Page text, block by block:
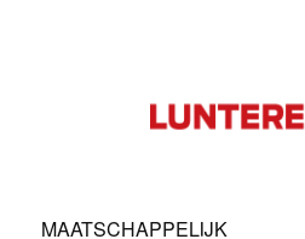
MAATSCHAPPELIJK